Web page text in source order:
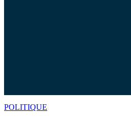
POLITIQUE